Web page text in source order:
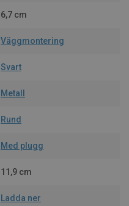
6,7 cm
Väggmontering
Svart
Metall
Rund
Med plugg
11,9 cm
Ladda ner